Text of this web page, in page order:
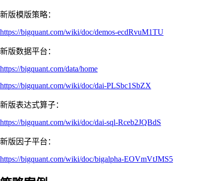
新版模版策略：
https://bigquant.com/wiki/doc/demos-ecdRvuM1TU
新版数据平台：
https://bigquant.com/data/home
https://bigquant.com/wiki/doc/dai-PLSbc1SbZX
新版表达式算子：
https://bigquant.com/wiki/doc/dai-sql-Rceb2JQBdS
新版因子平台：
https://bigquant.com/wiki/doc/bigalpha-EOVmVtJMS5